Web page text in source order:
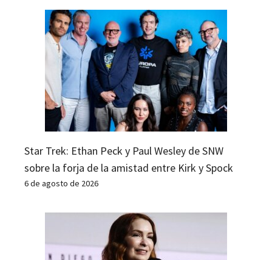
Star Trek: Ethan Peck y Paul Wesley de SNW
sobre la forja de la amistad entre Kirk y Spock
6 de agosto de 2026